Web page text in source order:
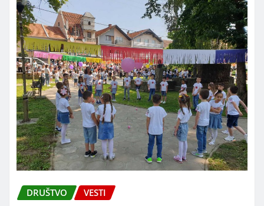
DRUŠTVO VESTI